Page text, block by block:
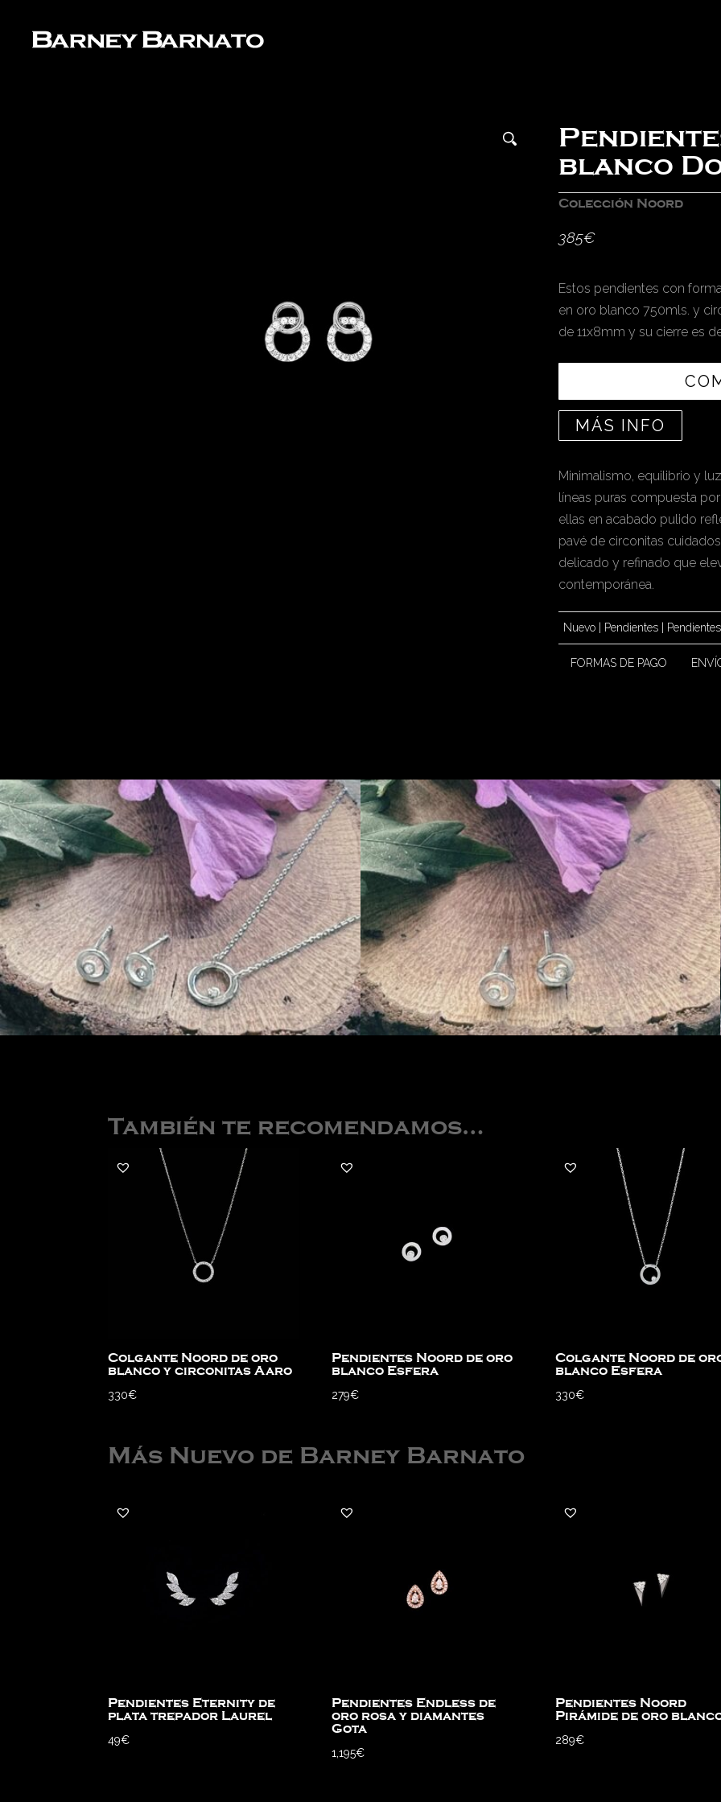
blanco
Colección Noord
385€
Estos pendientes con
en oro blanco 750mls. y
de 11x8mm y su cierre es
MÁS INFO
Minimalismo, equilibrio y
líneas puras compuesta
ellas en acabado pulido
pavé de circonitas
delicado y refinado que
contemporánea.
Nuevo| Pendientes|
FORMAS DE PAGO
También te recomendamos…
Colgante Noord de oro
blanco y circonitas Aaro
330€
Pendientes Noord de oro
blanco Esfera
279€
Colgante Noord de
blanco Esfera
330€
Más Nuevo de Barney Barnato
Pendientes Eternity de
plata trepador Laurel
49€
Pendientes Endless de
oro rosa y diamantes
Gota
1,195€
Pendientes Noord
Pirámide de oro
289€